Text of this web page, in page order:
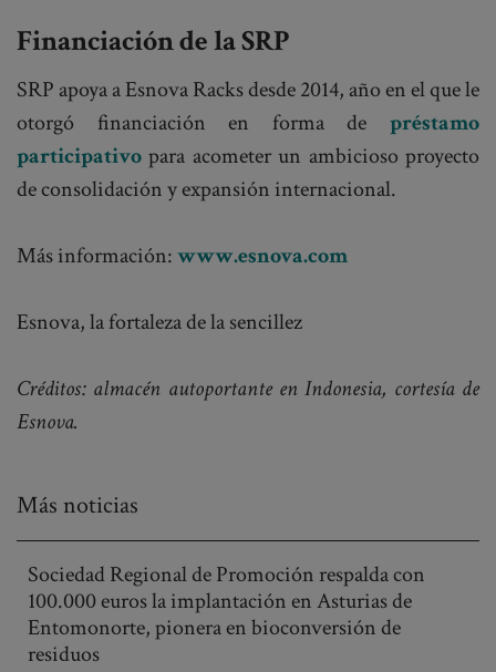
Financiación de la SRP
SRP apoya a Esnova Racks desde 2014, año en el que le
otorgó financiación en forma de préstamo
participativo para acometer un ambicioso proyecto
de consolidación y expansión internacional.
Más información:www.esnova.com
Esnova, la fortaleza de la sencillez
Créditos: almacén autoportante en Indonesia, cortesía de
Esnova.
Más noticias
Sociedad Regional de Promoción respalda con
100.000 euros la implantación en Asturias de
Entomonorte, pionera en bioconversión de
residuos